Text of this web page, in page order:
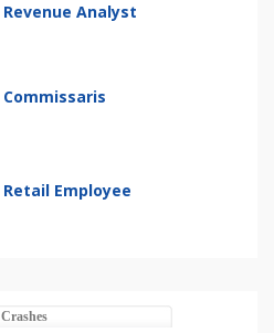
Revenue Analyst
Commissaris
Retail Employee
Crashes